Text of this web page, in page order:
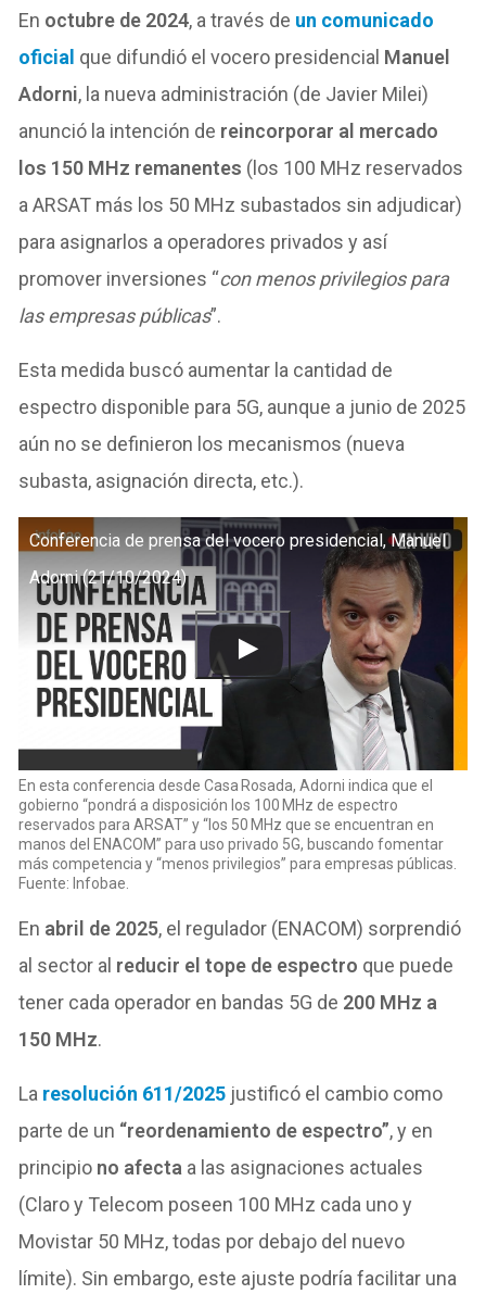
En octubre de 2024, a través de un comunicado
oficial que difundió el vocero presidencial Manuel
Adorni, la nueva administración (de Javier Milei)
anunció la intención de reincorporar al mercado
los 150 MHz remanentes (los 100 MHz reservados
a ARSAT más los 50 MHz subastados sin adjudicar)
para asignarlos a operadores privados y así
promover inversiones “con menos privilegios para
las empresas públicas”.
Esta medida buscó aumentar la cantidad de
espectro disponible para 5G, aunque a junio de 2025
aún no se definieron los mecanismos (nueva
subasta, asignación directa, etc.).
Conferencia de prensa del vocero presidencial, Manuel
Adorni (21/10/2024)
En esta conferencia desde Casa Rosada, Adorni indica que el
gobierno “pondrá a disposición los 100 MHz de espectro
reservados para ARSAT” y “los 50 MHz que se encuentran en
manos del ENACOM” para uso privado 5G, buscando fomentar
más competencia y “menos privilegios” para empresas públicas.
Fuente: Infobae.
En abril de 2025, el regulador (ENACOM) sorprendió
al sector al reducir el tope de espectro que puede
tener cada operador en bandas 5G de 200 MHz a
150 MHz.
La resolución 611/2025 justificó el cambio como
parte de un “reordenamiento de espectro”, y en
principio no afecta a las asignaciones actuales
(Claro y Telecom poseen 100 MHz cada uno y
Movistar 50 MHz, todas por debajo del nuevo
límite). Sin embargo, este ajuste podría facilitar una